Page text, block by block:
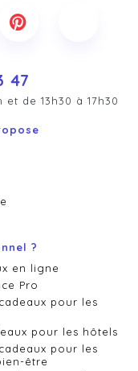
47
de 13h30 à 17h30
?
en ligne
Pro
pour les
pour les hôtels
pour les
être